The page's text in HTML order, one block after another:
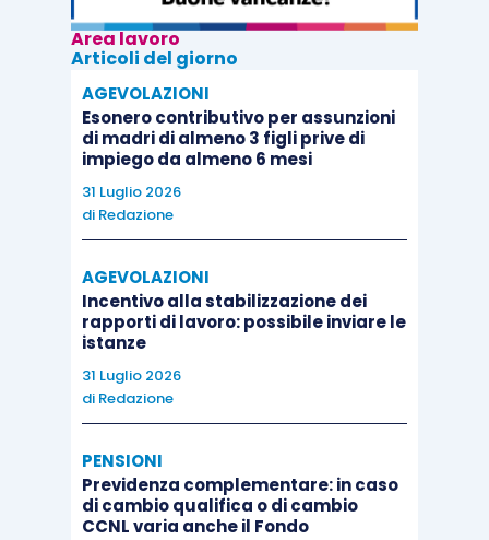
Area lavoro
Articoli del giorno
AGEVOLAZIONI
Esonero contributivo per assunzioni
di madri di almeno 3 figli prive di
impiego da almeno 6 mesi
31 Luglio 2026
di Redazione
AGEVOLAZIONI
Incentivo alla stabilizzazione dei
rapporti di lavoro: possibile inviare le
istanze
31 Luglio 2026
di Redazione
PENSIONI
Previdenza complementare: in caso
di cambio qualifica o di cambio
CCNL varia anche il Fondo